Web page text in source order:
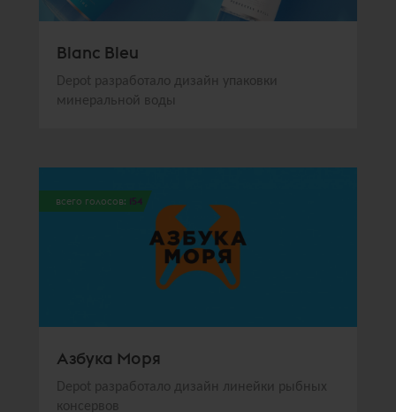
Blanc Bleu
Depot разработало дизайн упаковки
минеральной воды
всего голосов: 154
Азбука Моря
Depot разработало дизайн линейки рыбных
консервов